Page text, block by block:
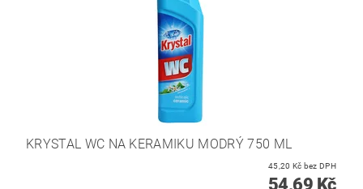
KRYSTAL WC NA KERAMIKU MODRÝ 750 ML
45,20 Kč bez DPH
54,69 Kč